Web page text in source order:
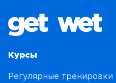
Курсы
Регулярные тренировки